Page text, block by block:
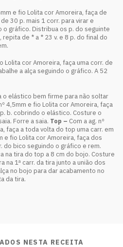
e fio Lolita cor Amoreira, faça de
30 p. mais 1 corr. para virar e
gráfico. Distribua os p. do seguinte
de * a * 23 v. e 8 p. do final do
Lolita cor Amoreira, faça uma corr. de
a alça seguindo o gráfico. A 52
o elástico bem firme para não soltar
4,5mm e fio Lolita cor Amoreira, faça
b. cobrindo o elástico. Costure o
Forre a saia. Top – Com a ag. nº
faça a toda volta do top uma carr. em
e fio Lolita cor Amoreira, faça dos
do bico seguindo o gráfico e rem.
na tira do top a 8 cm do bojo. Costure
na 1ª carr. da tira junto a união dos
no bojo para dar acabamento no
da tira.
NESTA RECEITA